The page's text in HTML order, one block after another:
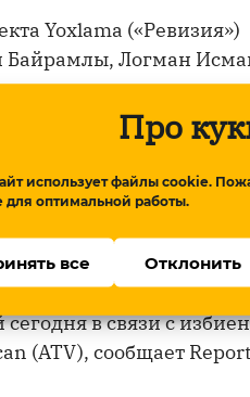
Про
использует файлы cookie.
для оптимальной работы.
все Отклонить
Yoxlama («Ревизия»)
Байрамлы, Логман
съемки в
между ними и
его родственником
Г.Аллахвердиев
принадлежащую им
Министерства
в связи с
(ATV), сообщает